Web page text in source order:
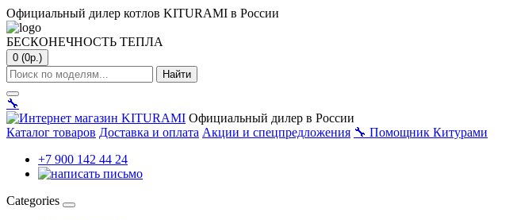
Официальный дилер котлов KITURAMI в России
БЕСКОНЕЧНОСТЬ ТЕПЛА
0 (0р.)
Найти
🔧
Официальный дилер в России
Каталог товаров Доставка и оплата Акции и спецпредложения 🔧 Помощник Китурами
+7 900 142 44 24
Categories